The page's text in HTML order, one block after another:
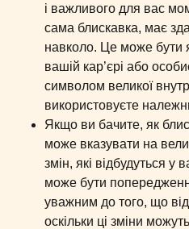
і важливого для вас
сама блискавка, має
навколо. Це може бути
вашій кар’єрі або
символом великої
використовуєте
Якщо ви бачите, як
може вказувати на
змін, які відбудуться
може бути
уважним до того, що
оскільки ці зміни